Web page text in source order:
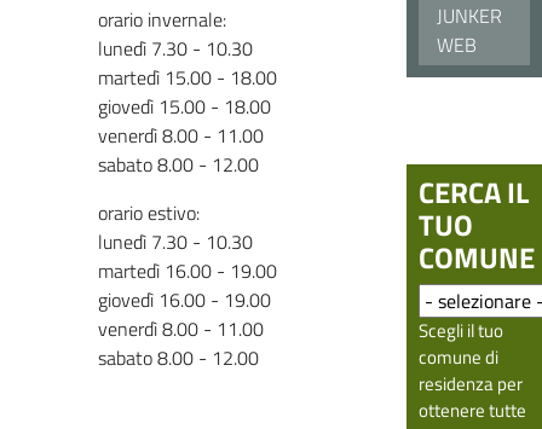
orario invernale:
lunedì 7.30 - 10.30
martedì 15.00 - 18.00
giovedì 15.00 - 18.00
venerdì 8.00 - 11.00
sabato 8.00 - 12.00
orario estivo:
lunedì 7.30 - 10.30
martedì 16.00 - 19.00
giovedì 16.00 - 19.00
venerdì 8.00 - 11.00
sabato 8.00 - 12.00
JUNKER
WEB
CERCA IL
TUO
COMUNE
Scegli il tuo
comune di
residenza per
ottenere tutte